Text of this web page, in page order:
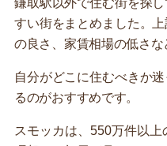
鎌取駅以外で住む街を探
すい街をまとめました。
の良さ、家賃相場の低さな
自分がどこに住むべきか迷
るのがおすすめです。
スモッカは、550万件以上